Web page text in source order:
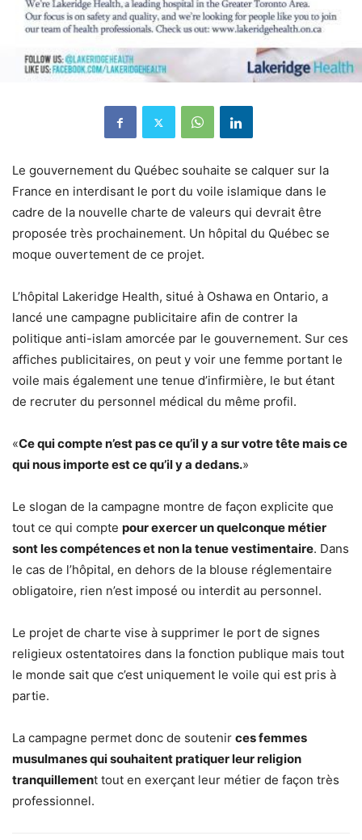
Le gouvernement du Québec souhaite se calquer sur la
France en interdisant le port du voile islamique dans le
cadre de la nouvelle charte de valeurs qui devrait être
proposée très prochainement. Un hôpital du Québec se
moque ouvertement de ce projet.
L’hôpital Lakeridge Health, situé à Oshawa en Ontario, a
lancé une campagne publicitaire afin de contrer la
politique anti-islam amorcée par le gouvernement. Sur ces
affiches publicitaires, on peut y voir une femme portant le
voile mais également une tenue d’infirmière, le but étant
de recruter du personnel médical du même profil.
«Ce qui compte n’est pas ce qu’il y a sur votre tête mais ce
qui nous importe est ce qu’il y a dedans.»
Le slogan de la campagne montre de façon explicite que
tout ce qui compte pour exercer un quelconque métier
sont les compétences et non la tenue vestimentaire. Dans
le cas de l’hôpital, en dehors de la blouse réglementaire
obligatoire, rien n’est imposé ou interdit au personnel.
Le projet de charte vise à supprimer le port de signes
religieux ostentatoires dans la fonction publique mais tout
le monde sait que c’est uniquement le voile qui est pris à
partie.
La campagne permet donc de soutenir ces femmes
musulmanes qui souhaitent pratiquer leur religion
tranquillement tout en exerçant leur métier de façon très
professionnel.